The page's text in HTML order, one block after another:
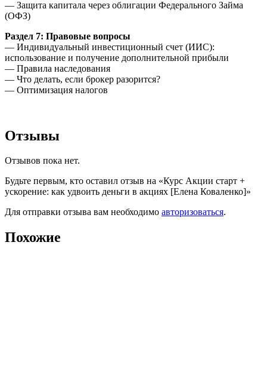
— Защита капитала через облигации Федерального Займа
(ОФЗ)
Раздел 7: Правовые вопросы
— Индивидуальный инвестиционный счет (ИИС):
использование и получение дополнительной прибыли
— Правила наследования
— Что делать, если брокер разорится?
— Оптимизация налогов
Отзывы
Отзывов пока нет.
Будьте первым, кто оставил отзыв на «Курс Акции старт +
ускорение: как удвоить деньги в акциях [Елена Коваленко]»
Для отправки отзыва вам необходимо авторизоваться.
Похожие